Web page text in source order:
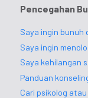
Pencegahan
Saya ingin bunuh
Saya ingin
Saya kehilangan
Panduan
Cari psikolog